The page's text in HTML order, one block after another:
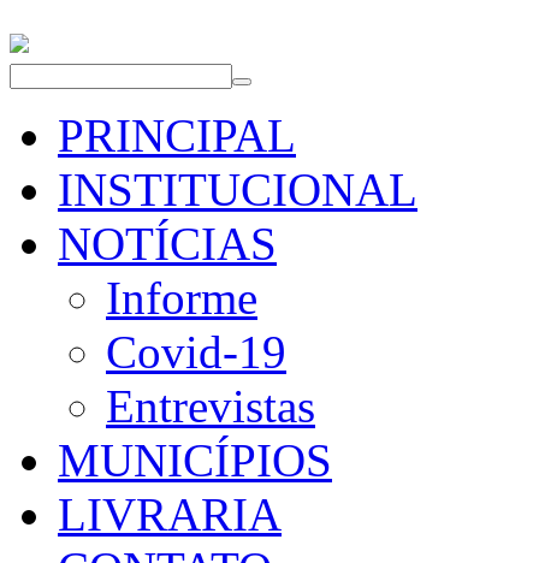
PRINCIPAL
INSTITUCIONAL
NOTÍCIAS
Informe
Covid-19
Entrevistas
MUNICÍPIOS
LIVRARIA